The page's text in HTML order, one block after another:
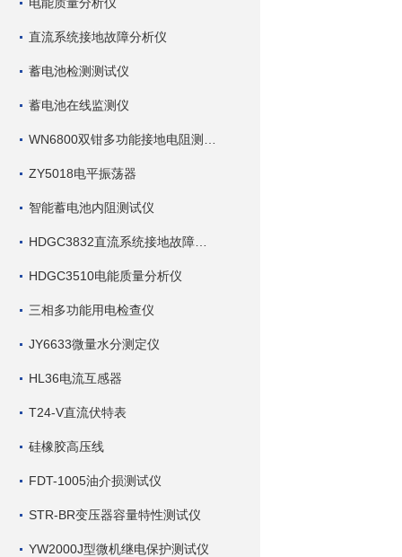
直流系统接地故障分析仪
蓄电池检测测试仪
蓄电池在线监测仪
ZY5018电平振荡器
智能蓄电池内阻测试仪
HDGC3510电能质量分析仪
三相多功能用电检查仪
JY6633微量水分测定仪
HL36电流互感器
T24-V直流伏特表
硅橡胶高压线
FDT-1005油介损测试仪
STR-BR变压器容量特性测试仪
YW2000J型微机继电保护测试仪